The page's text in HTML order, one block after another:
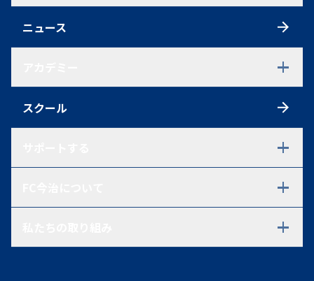
練習見学について
シーズンチケット
ファンクラブ
グッズ
ニュース
U-18
U-18 選手一覧
U-15
U-15 過去在籍選手一覧
スクール
里山プレート